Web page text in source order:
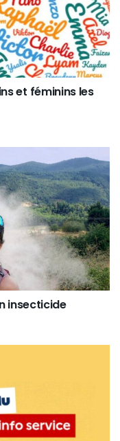
et féminins les
insecticide